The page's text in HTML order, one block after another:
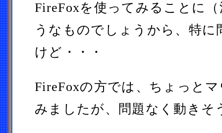
FireFoxを使ってみることに
うなものでしょうから、特に
けど・・・
FireFoxの方では、ちょっと
みましたが、問題なく動きそ